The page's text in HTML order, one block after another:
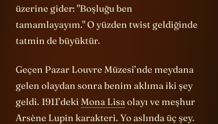
gördüğümüz “Heist” türü bu dürtünün
üzerine gider: "Boşluğu ben
tamamlayayım." O yüzden twist geldiğinde
Geçen Pazar Louvre Müzesi’nde meydana
gelen olaydan sonra benim aklıma iki şey
geldi. 1911’dekiMona Lisaolayı ve meşhur